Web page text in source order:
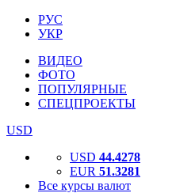
РУС
УКР
ВИДЕО
ФОТО
ПОПУЛЯРНЫЕ
СПЕЦПРОЕКТЫ
USD
USD 44.4278
EUR 51.3281
Все курсы валют